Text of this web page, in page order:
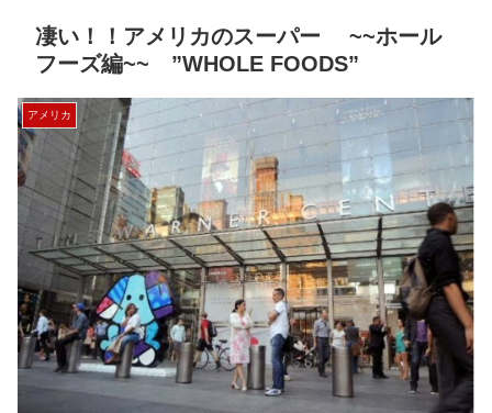
凄い！！アメリカのスーパー ~~ホール
フーズ編~~ ”WHOLE FOODS”
アメリカ